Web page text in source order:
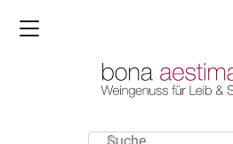
Toggle navigation